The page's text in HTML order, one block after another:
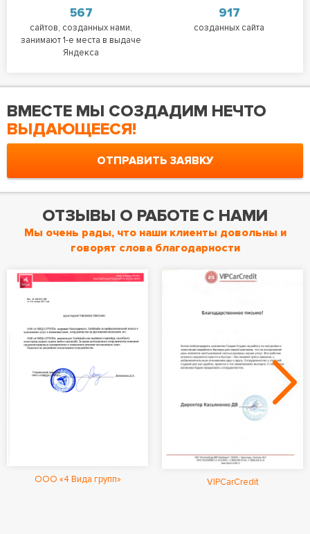
567
сайтов, созданных нами,
занимают 1-е места в выдаче
Яндекса
917
созданных сайта
ВМЕСТЕ МЫ СОЗДАДИМ НЕЧТО
ВЫДАЮЩЕЕСЯ!
ОТПРАВИТЬ ЗАЯВКУ
ОТЗЫВЫ О РАБОТЕ С НАМИ
Мы очень рады, что наши клиенты довольны и
говорят слова благодарности
ООО «4 Вида групп» VIPCarCredit